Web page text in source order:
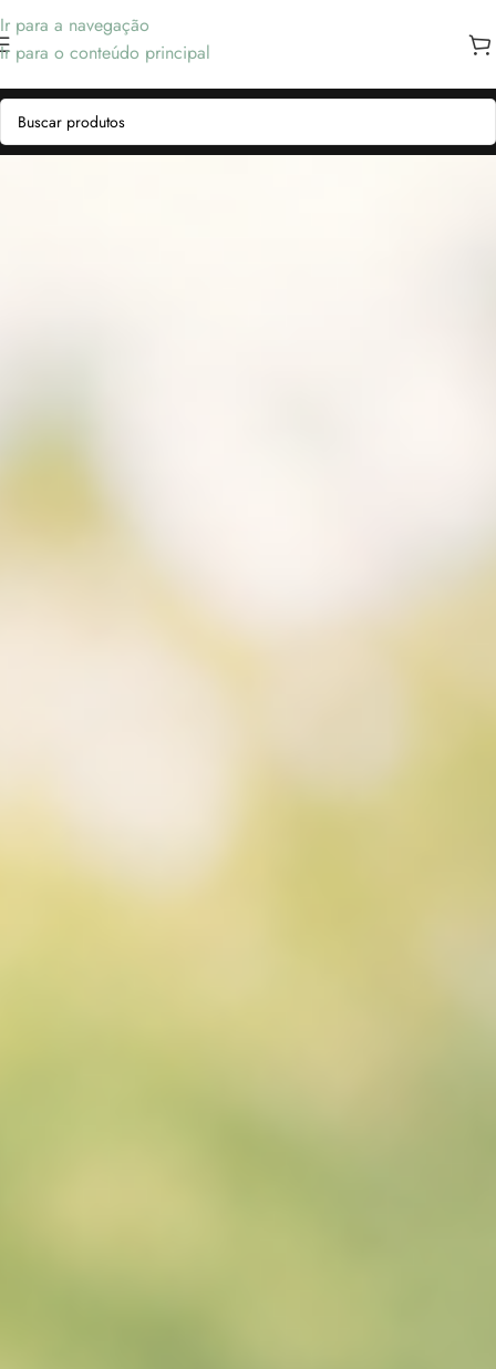
Ir para a navegação
Ir para o conteúdo principal